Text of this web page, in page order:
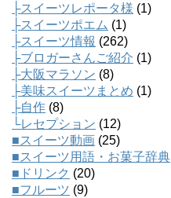
├スイーツレポータ様 (1)
├スイーツポエム (1)
├スイーツ情報 (262)
├ブロガーさんご紹介 (1)
├大阪マラソン (8)
├美味スイーツまとめ (1)
├自作 (8)
└レセプション (12)
■スイーツ動画 (25)
■スイーツ用語・お菓子辞典
■ドリンク (20)
■フルーツ (9)